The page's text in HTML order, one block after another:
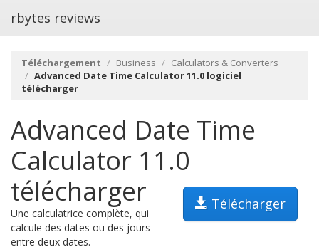
rbytes reviews
Téléchargement Business
Calculators & Converters
Advanced Date Time Calculator 11.0 logiciel
télécharger
Advanced Date Time
Calculator 11.0
télécharger
Télécharger
Une calculatrice complète, qui
calcule des dates ou des jours
entre deux dates.